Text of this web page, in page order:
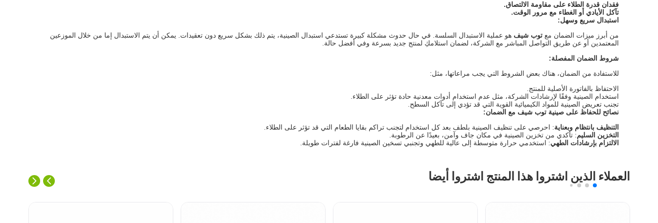
فقدان قدرة الطلاء على مقاومة الالتصاق.
تآكل الأيادي أو الغطاء مع مرور الوقت.
استبدال سريع وسهل:
من أبرز ميزات الضمان مع توب شيف هو عملية الاستبدال السلسة. في حال حدوث مشكلة كبيرة تستدعي استبدال الصينية، يتم ذلك بشكل سريع دون تعقيدات. يمكن أن يتم الاستبدال إما من خلال الموزعين
المعتمدين أو عن طريق التواصل المباشر مع الشركة، لضمان استلامكِ لمنتج جديد بسرعة وفي أفضل حالة.
شروط الضمان المفصلة:
للاستفادة من الضمان، هناك بعض الشروط التي يجب مراعاتها، مثل:
الاحتفاظ بالفاتورة الأصلية للمنتج.
استخدام الصينية وفقًا لإرشادات الشركة، مثل عدم استخدام أدوات معدنية حادة تؤثر على الطلاء.
تجنب تعريض الصينية للمواد الكيميائية القوية التي قد تؤدي إلى تآكل السطح.
نصائح للحفاظ على صينية توب شيف مع الضمان:
التنظيف بانتظام وبعناية: احرصي على تنظيف الصينية بلطف بعد كل استخدام لتجنب تراكم بقايا الطعام التي قد تؤثر على الطلاء.
التخزين السليم: تأكدي من تخزين الصينية في مكان جاف وآمن، بعيدًا عن الرطوبة.
الالتزام بإرشادات الطهي: استخدمي حرارة متوسطة إلى عالية للطهي وتجنبي تسخين الصينية فارغة لفترات طويلة.
العملاء الذين اشتروا هذا المنتج اشتروا أيضا